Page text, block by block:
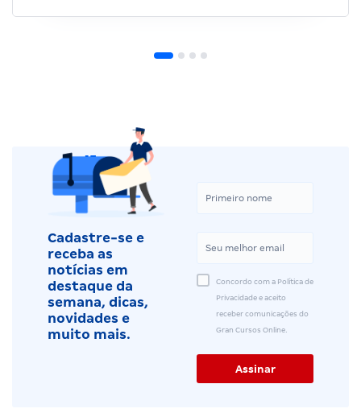
Cadastre-se e
receba as
notícias em
destaque da
semana, dicas,
novidades e
muito mais.
Concordo com a Política de
Privacidade e aceito
receber comunicações do
Gran Cursos Online.